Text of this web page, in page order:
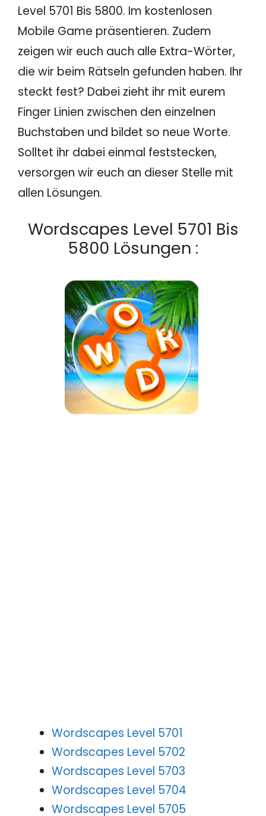
Level 5701 Bis 5800. Im kostenlosen
Mobile Game präsentieren. Zudem
zeigen wir euch auch alle Extra-Wörter,
die wir beim Rätseln gefunden haben. Ihr
steckt fest? Dabei zieht ihr mit eurem
Finger Linien zwischen den einzelnen
Buchstaben und bildet so neue Worte.
Solltet ihr dabei einmal feststecken,
versorgen wir euch an dieser Stelle mit
allen Lösungen.
Wordscapes Level 5701 Bis
5800 Lösungen :
Wordscapes Level 5701
Wordscapes Level 5702
Wordscapes Level 5703
Wordscapes Level 5704
Wordscapes Level 5705